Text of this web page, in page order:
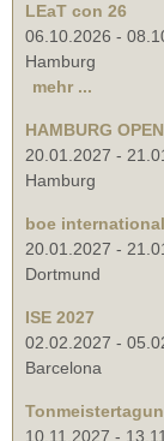
LEaT con 26
06.10.2026 -
Hamburg
mehr ...
HAMBURG
20.01.2027 -
Hamburg
boe
20.01.2027 -
Dortmund
ISE 2027
02.02.2027 -
Barcelona
10.11.2027 -